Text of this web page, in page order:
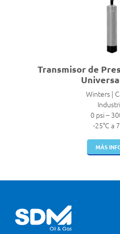
Transmisor de
Winters |
0 psi –
-25°C a
MÁS